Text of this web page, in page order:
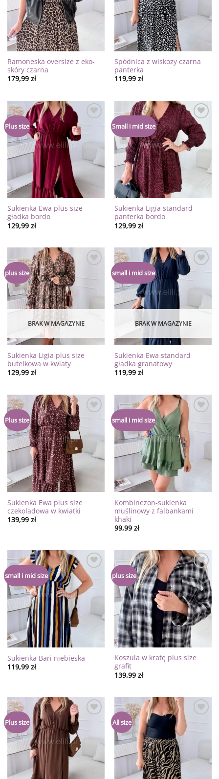
Ramoneska oversize z eko-
skóry czarna
179,99 zł
Spódnica z wiskozy czarna
panterka
119,99 zł
Plus size
Sukienka Ewa plus size
gładka bordo
129,99 zł
Small i mid size
Dodaj
do
listy
życzeń
Sukienka Ligia standard
panterka bordo
129,99 zł
plus size
życzeń
BRAK W MAGAZYNIE
Sukienka Ligia plus size
butelkowa w kwiaty
129,99 zł
small i mid size
Dodaj
listy
życzeń
BRAK W MAGAZYNIE
Sukienka Ewa standard
gładka granatowy
119,99 zł
Plus size
Dodaj
życzeń
Sukienka Ewa plus size
czekoladowa w kwiatki
139,99 zł
small i mid size
życzeń
Kombinezon-sukienka
muślinowy z falbankami
khaki
99,99 zł
small i mid size
Dodaj
do
listy
życzeń
Sukienka Bari niebieska
119,99 zł
plus size
Dodaj
do
listy
życzeń
Koszula w kratę plus size
grafit
139,99 zł
Plus size All size
listy